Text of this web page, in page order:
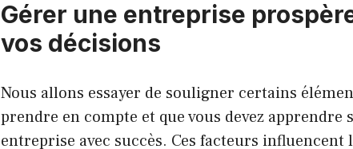
Gérer une entreprise
vos décisions
Nous allons essayer de souligner certains
prendre en compte et que vous devez apprendre
entreprise avec succès. Ces facteurs